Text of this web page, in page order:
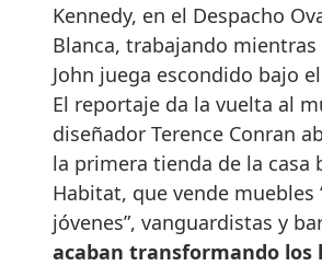
Kennedy, en el Despacho
Blanca, trabajando mientras
John juega escondido bajo
El reportaje da la vuelta al
diseñador Terence Conran
la primera tienda de la casa
Habitat, que vende muebles
jóvenes”, vanguardistas y
acaban transformando los